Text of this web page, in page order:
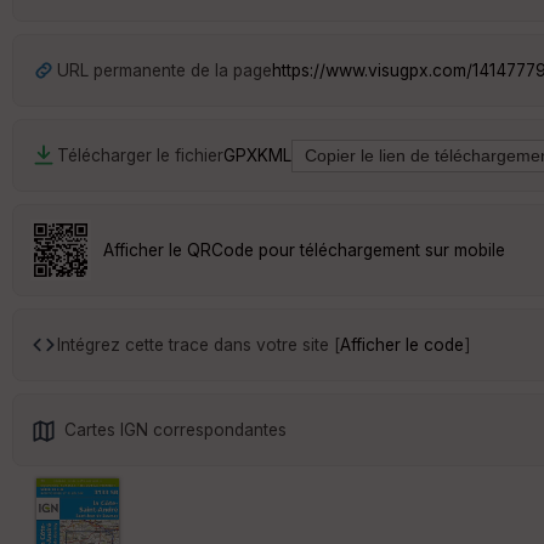
URL permanente de la pagehttps://www.visugpx.com/
Télécharger le fichierGPXKML
Afficher le QRCode pour téléchargement sur mobile
Intégrez cette trace dans votre site [Afficher le code]
Cartes IGN correspondantes